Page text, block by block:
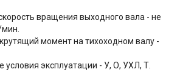
вращения выходного вала - не
момент на тихоходном валу -
условия эксплуатации - У, О, УХЛ, Т.